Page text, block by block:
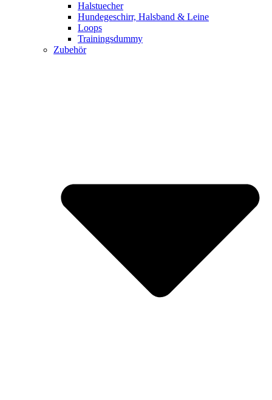
Halstuecher
Hundegeschirr, Halsband & Leine
Loops
Trainingsdummy
Zubehör